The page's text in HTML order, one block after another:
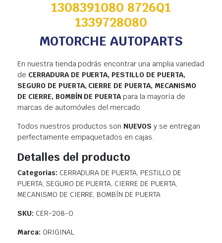
1308391080 8726Q1
1339728080
MOTORCHE AUTOPARTS
En nuestra tienda podrás encontrar una amplia variedad
de CERRADURA DE PUERTA, PESTILLO DE PUERTA,
SEGURO DE PUERTA, CIERRE DE PUERTA, MECANISMO
DE CIERRE, BOMBÍN DE PUERTA para la mayoría de
marcas de automóviles del mercado.
Todos nuestros productos son NUEVOS y se entregan
perfectamente empaquetados en cajas.
Detalles del producto
Categorias: CERRADURA DE PUERTA, PESTILLO DE
PUERTA, SEGURO DE PUERTA, CIERRE DE PUERTA,
MECANISMO DE CIERRE, BOMBÍN DE PUERTA
SKU: CER-208-O
Marca: ORIGINAL